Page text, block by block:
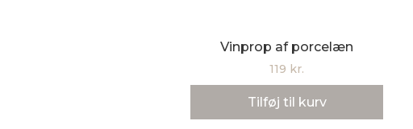
Vinprop af porcelæn
119 kr.
Tilføj til kurv